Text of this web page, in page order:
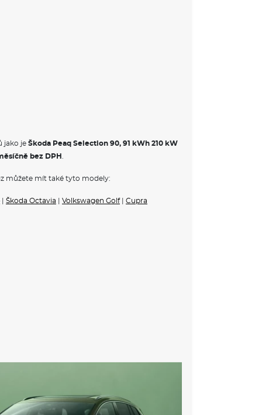
jako je Škoda Peaq Selection 90, 91 kWh 210 kW
bez DPH
můžete mít také tyto modely:
Škoda Octavia Volkswagen Golf| Cupra